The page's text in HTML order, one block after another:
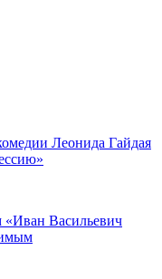
Леонида Гайдая
«Иван Васильевич